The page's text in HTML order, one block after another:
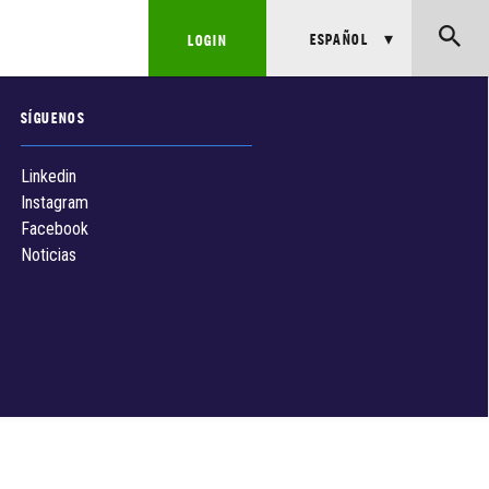
ESPAÑOL
LOGIN
SÍGUENOS
Linkedin
Instagram
Facebook
Noticias